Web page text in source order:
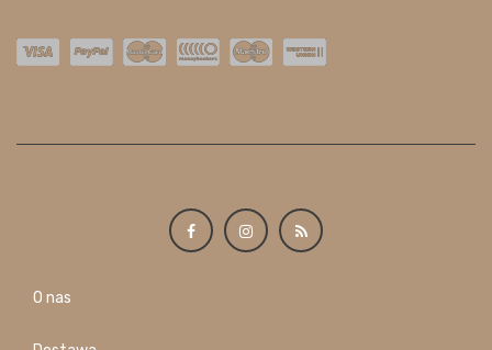
O nas